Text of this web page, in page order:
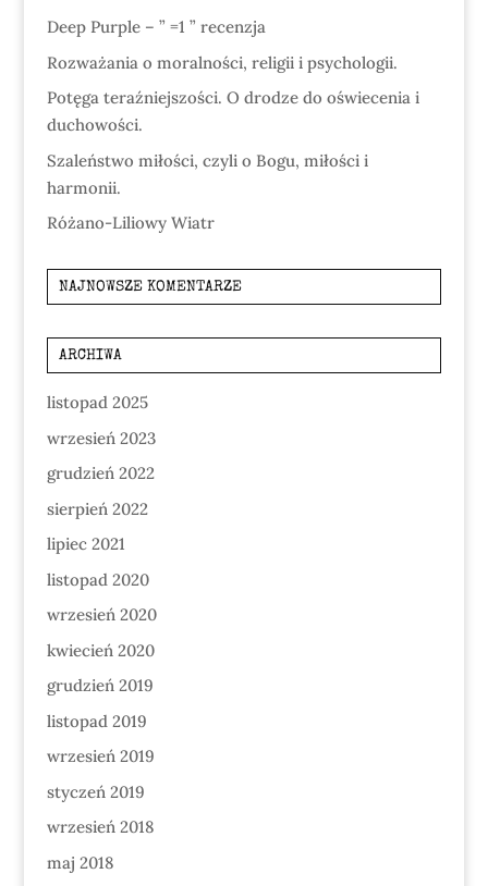
Deep Purple – ” =1 ” recenzja
Rozważania o moralności, religii i psychologii.
Potęga teraźniejszości. O drodze do oświecenia i
duchowości.
Szaleństwo miłości, czyli o Bogu, miłości i
harmonii.
Różano-Liliowy Wiatr
NAJNOWSZE KOMENTARZE
ARCHIWA
listopad 2025
wrzesień 2023
grudzień 2022
sierpień 2022
lipiec 2021
listopad 2020
wrzesień 2020
kwiecień 2020
grudzień 2019
listopad 2019
wrzesień 2019
styczeń 2019
wrzesień 2018
maj 2018